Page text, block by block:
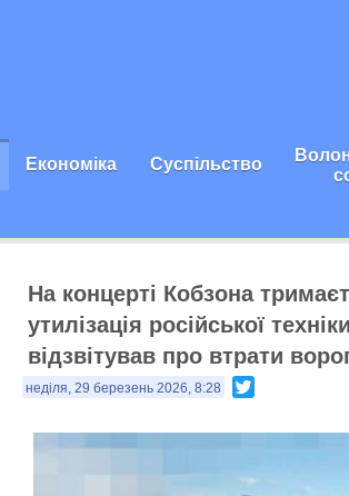
Економіка Суспільство
На концерті Кобзона
утилізація російської
відзвітував про втрати
неділя, 29 березень 2026, 8:28